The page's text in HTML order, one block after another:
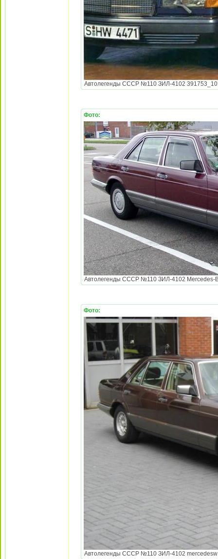
Автолегенды СССР №110 ЗИЛ-4102
Фото:
Автолегенды СССР №110 ЗИЛ-4102 Mercedes-
Фото:
Автолегенды СССР №110 ЗИЛ-4102